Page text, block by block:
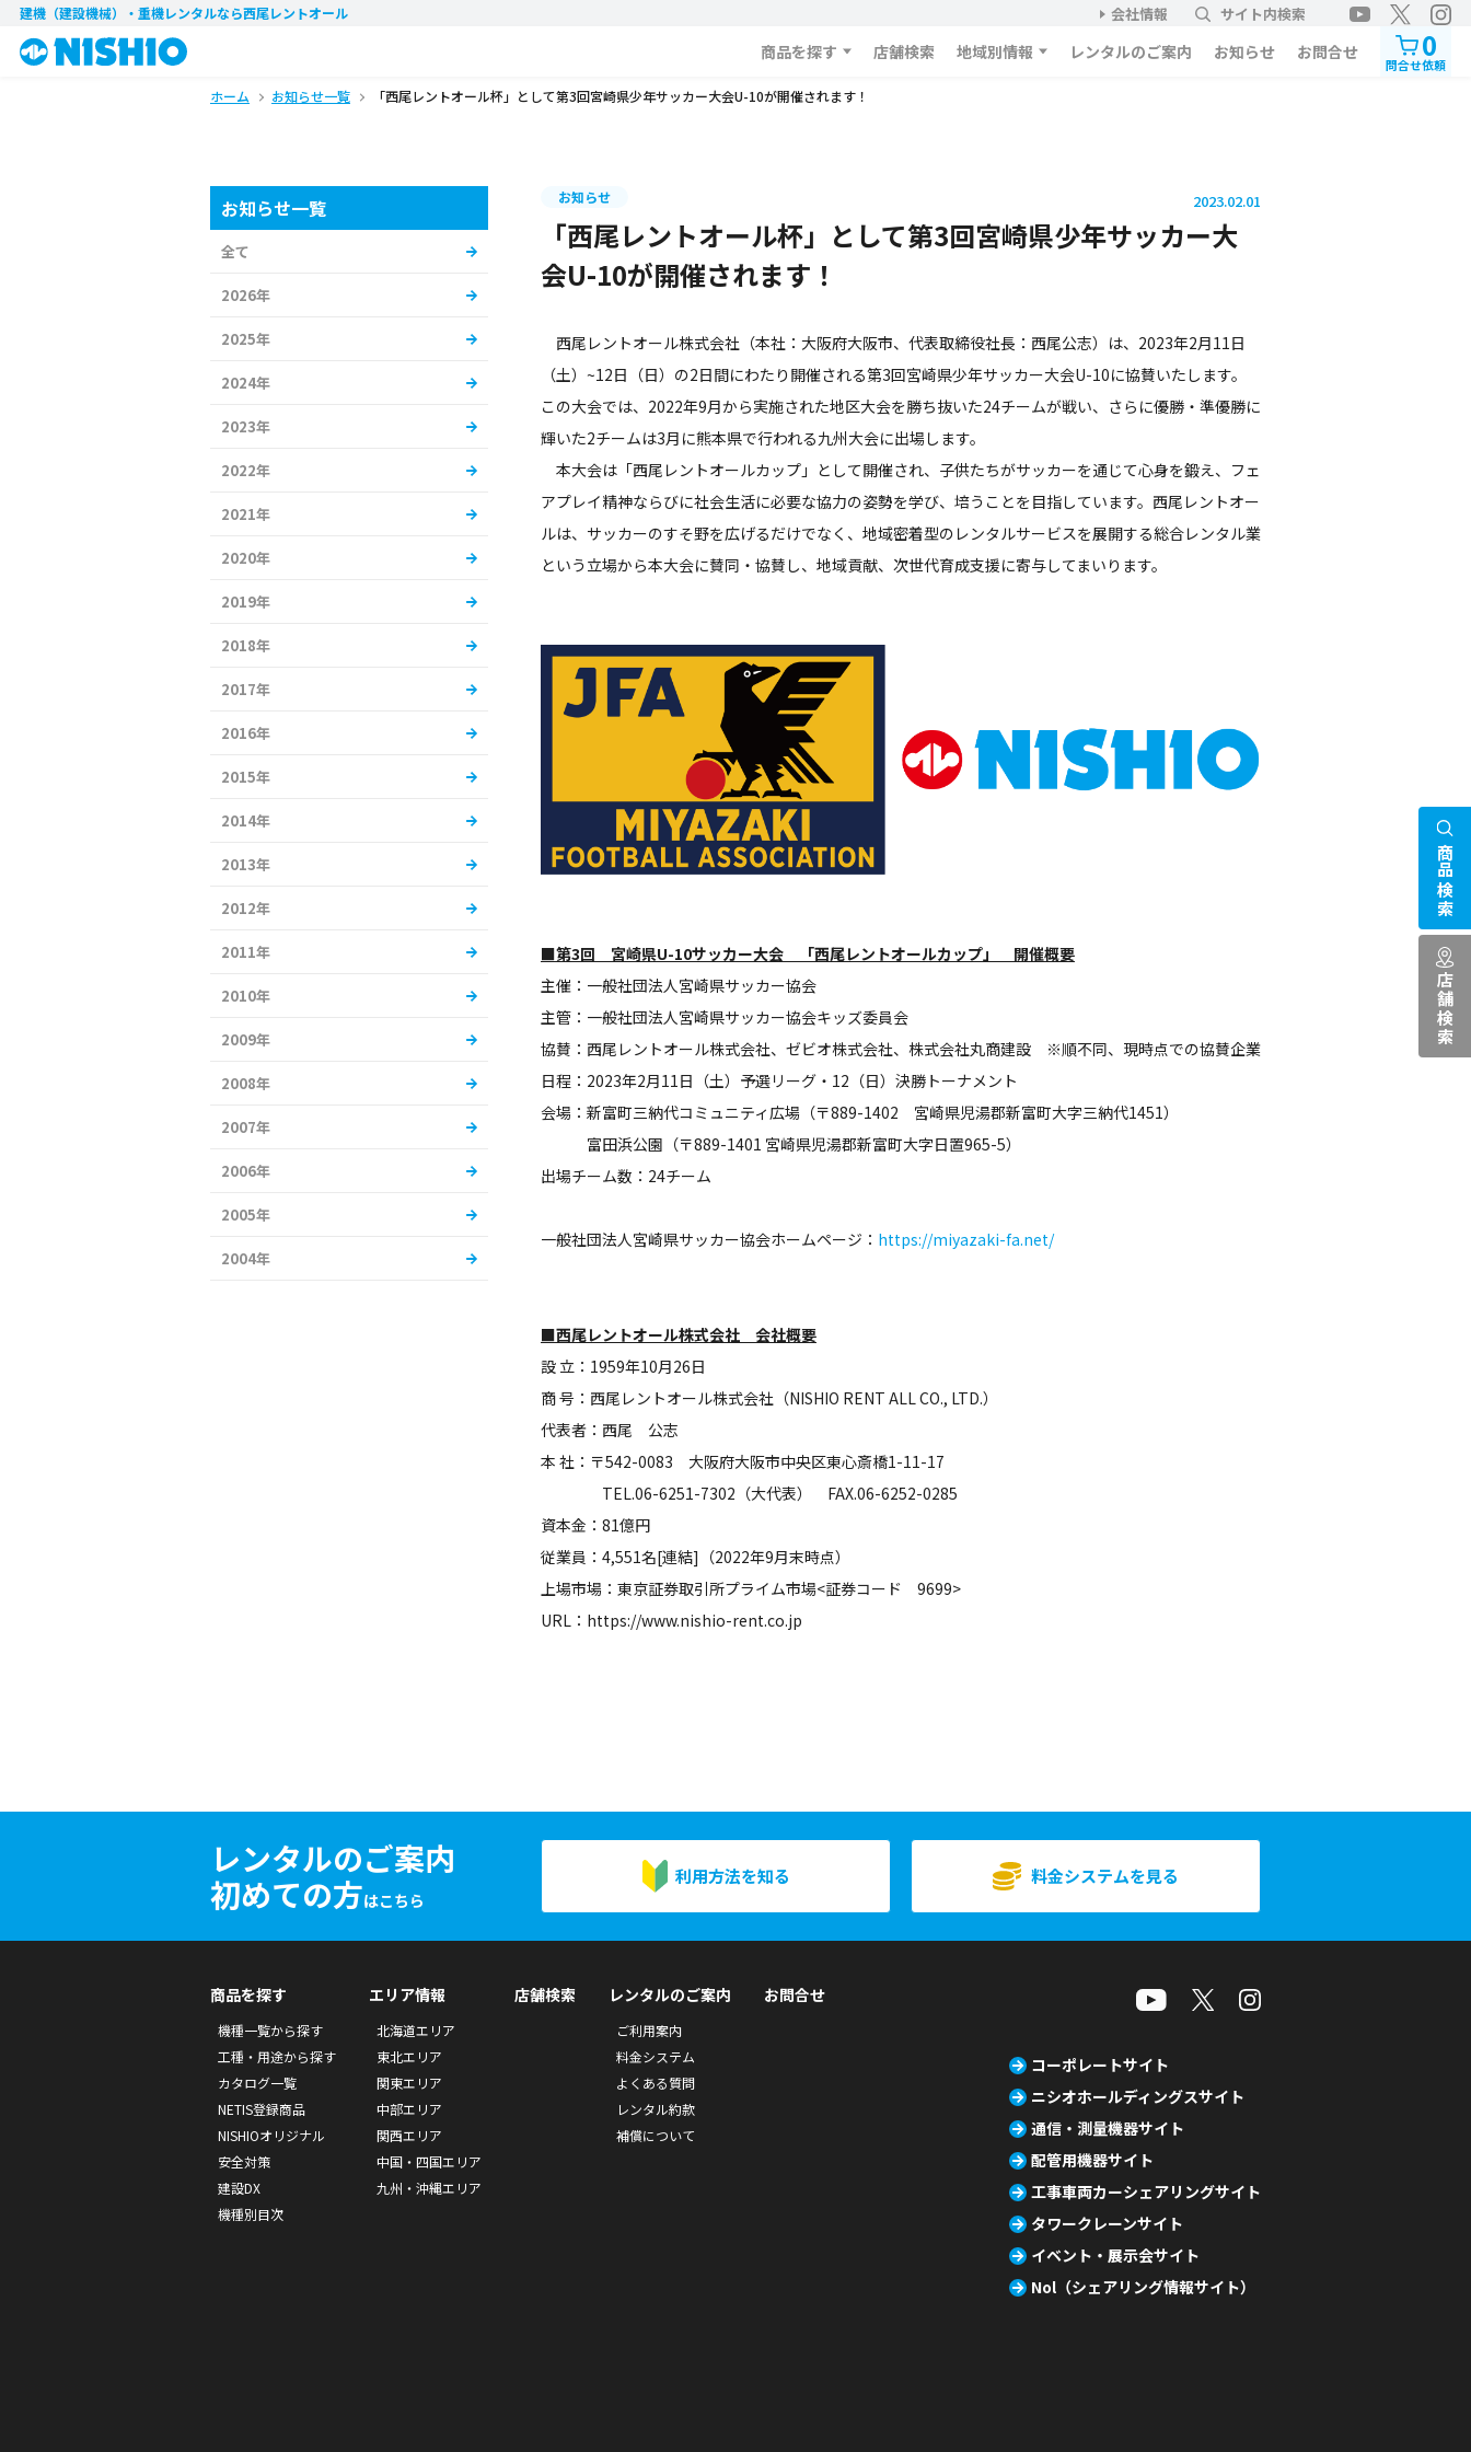
建機（建設機械）・重機レンタルなら西尾レントオール 会社情報 サイト内検索
商品を探す 店舗検索 地域別情報 レンタルのご案内 お知らせ お問合せ 0
問合せ依頼
ホーム お知らせ一覧 「西尾レントオール杯」として第3回宮崎県少年サッカー大会U-10が開催されます！
お知らせ 2023.02.01
「西尾レントオール杯」として第3回宮崎県少年サッカー大
会U-10が開催されます！
西尾レントオール株式会社（本社：大阪府大阪市、代表取締役社長：西尾公志）は、2023年2月11日
（土）~12日（日）の2日間にわたり開催される第3回宮崎県少年サッカー大会U-10に協賛いたします。
この大会では、2022年9月から実施された地区大会を勝ち抜いた24チームが戦い、さらに優勝・準優勝に
輝いた2チームは3月に熊本県で行われる九州大会に出場します。
本大会は「西尾レントオールカップ」として開催され、子供たちがサッカーを通じて心身を鍛え、フェ
アプレイ精神ならびに社会生活に必要な協力の姿勢を学び、培うことを目指しています。西尾レントオー
ルは、サッカーのすそ野を広げるだけでなく、地域密着型のレンタルサービスを展開する総合レンタル業
という立場から本大会に賛同・協賛し、地域貢献、次世代育成支援に寄与してまいります。
■第3回 宮崎県U-10サッカー大会 「西尾レントオールカップ」 開催概要
主催：一般社団法人宮崎県サッカー協会
主管：一般社団法人宮崎県サッカー協会キッズ委員会
協賛：西尾レントオール株式会社、ゼビオ株式会社、株式会社丸商建設 ※順不同、現時点での協賛企業
日程：2023年2月11日（土）予選リーグ・12（日）決勝トーナメント
会場：新富町三納代コミュニティ広場（〒889-1402 宮崎県児湯郡新富町大字三納代1451）
富田浜公園（〒889-1401 宮崎県児湯郡新富町大字日置965-5）
出場チーム数：24チーム
一般社団法人宮崎県サッカー協会ホームページ： https://miyazaki-fa.net/
■西尾レントオール株式会社 会社概要
設 立：1959年10月26日
商 号：西尾レントオール株式会社（NISHIO RENT ALL CO., LTD.）
代表者：西尾 公志
本 社：〒542-0083 大阪府大阪市中央区東心斎橋1-11-17
TEL.06-6251-7302（大代表） FAX.06-6252-0285
資本金：81億円
従業員：4,551名[連結]（2022年9月末時点）
上場市場：東京証券取引所プライム市場<証券コード 9699>
URL：https://www.nishio-rent.co.jp
お知らせ一覧
全て
2026年
2025年
2024年
2023年
2022年
2021年
2020年
2019年
2018年
2017年
2016年
2015年
2014年
2013年
2012年
2011年
2010年
2009年
2008年
2007年
2006年
2005年
2004年
レンタルのご案内
初めての方はこちら
利用方法を知る 料金システムを見る
商品検索
店舗検索
商品を探す
機種一覧から探す
工種・用途から探す
カタログ一覧
NETIS登録商品
NISHIOオリジナル
安全対策
建設DX
機種別目次
エリア情報
北海道エリア
東北エリア
関東エリア
中部エリア
関西エリア
中国・四国エリア
九州・沖縄エリア
店舗検索 レンタルのご案内
ご利用案内
料金システム
よくある質問
レンタル約款
補償について
お問合せ
コーポレートサイト
ニシオホールディングスサイト
通信・測量機器サイト
配管用機器サイト
工事車両カーシェアリングサイト
タワークレーンサイト
イベント・展示会サイト
Nol（シェアリング情報サイト）